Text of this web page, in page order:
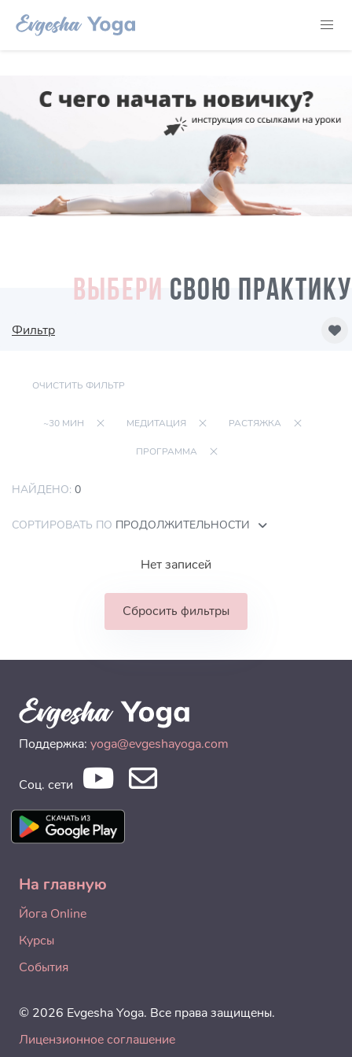
ВЫБЕРИ СВОЮ ПРАКТИКУ
Фильтр
ОЧИСТИТЬ ФИЛЬТР
~30 МИН МЕДИТАЦИЯ РАСТЯЖКА
ПРОГРАММА
НАЙДЕНО: 0
СОРТИРОВАТЬ ПО ПРОДОЛЖИТЕЛЬНОСТИ
Нет записей
Сбросить фильтры
Поддержка: yoga@evgeshayoga.com
Соц. сети
На главную
Йога Online
Курсы
События
© 2026 Evgesha Yoga. Все права защищены.
Лицензионное соглашение